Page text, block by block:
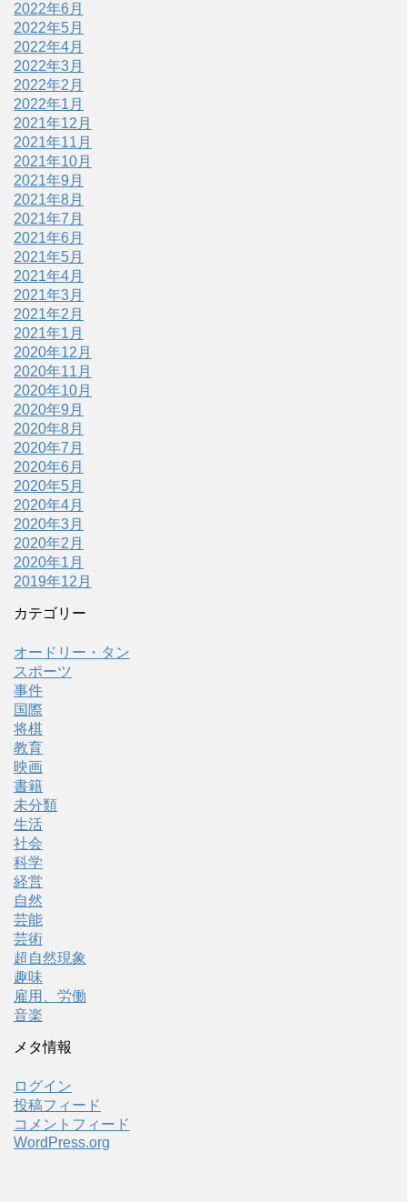
2022年6月
2022年5月
2022年4月
2022年3月
2022年2月
2022年1月
2021年12月
2021年11月
2021年10月
2021年9月
2021年8月
2021年7月
2021年6月
2021年5月
2021年4月
2021年3月
2021年2月
2021年1月
2020年12月
2020年11月
2020年10月
2020年9月
2020年8月
2020年7月
2020年6月
2020年5月
2020年4月
2020年3月
2020年2月
2020年1月
2019年12月
カテゴリー
オードリー・タン
スポーツ
事件
国際
将棋
教育
映画
書籍
未分類
生活
社会
科学
経営
自然
芸能
芸術
超自然現象
趣味
雇用、労働
音楽
メタ情報
ログイン
投稿フィード
コメントフィード
WordPress.org